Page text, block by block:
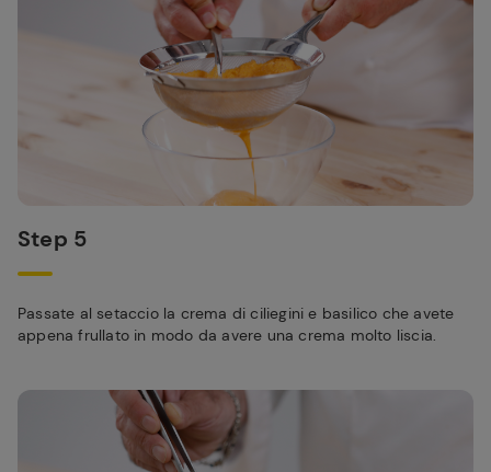
Step 5
Passate al setaccio la crema di ciliegini e basilico che avete
appena frullato in modo da avere una crema molto liscia.